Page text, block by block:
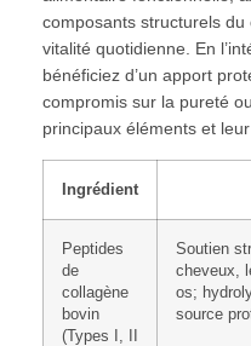
composants structurels
vitalité quotidienne. En
bénéficiez d’un apport
compromis sur la pureté
principaux éléments et
Ingrédient
Peptides
de
collagène
bovin
(Types I, II
Soutien
cheveux,
os;
source